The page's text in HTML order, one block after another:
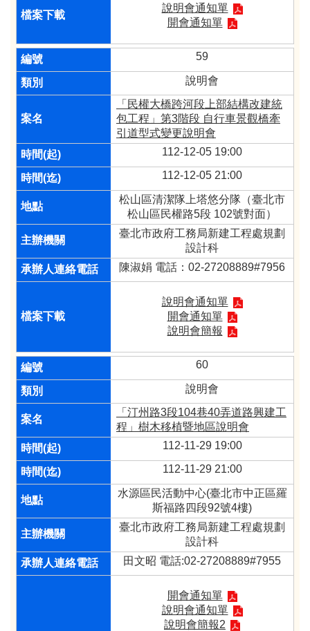
說明會通知單
開會通知單
59
說明會
「民權大橋跨河段上部結構改建統
包工程」第3階段 自行車景觀橋牽
引道型式變更說明會
112-12-05 19:00
112-12-05 21:00
松山區清潔隊上塔悠分隊（臺北市
松山區民權路5段 102號對面）
臺北市政府工務局新建工程處規劃
設計科
陳淑娟 電話：02-27208889#7956
說明會通知單
開會通知單
說明會簡報
60
說明會
「汀州路3段104巷40弄道路興建工
程」樹木移植暨地區說明會
112-11-29 19:00
112-11-29 21:00
水源區民活動中心(臺北市中正區羅
斯福路四段92號4樓)
臺北市政府工務局新建工程處規劃
設計科
田文昭 電話:02-27208889#7955
開會通知單
說明會通知單
說明會簡報2